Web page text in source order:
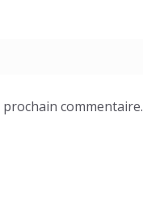
commentaire.